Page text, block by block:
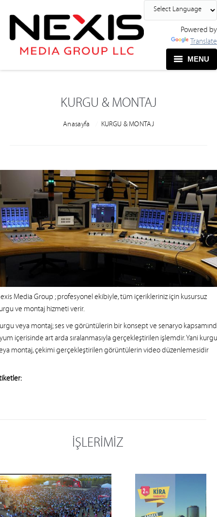
Powered by
Translate
MENU
KURGU & MONTAJ
Anasayfa KURGU & MONTAJ
Media Group; profesyonel ekibiyle, tüm içerikleriniz için kusursuz
ve montaj hizmeti verir.
veya montaj; ses ve görüntülerin bir konsept ve senaryo
içerisinde art arda sıralanmasıyla gerçekleştirilen işlemdir. Yani kurgu
montaj, çekimi gerçekleştirilen görüntülerin video düzenlemesidir
İŞLERİMİZ